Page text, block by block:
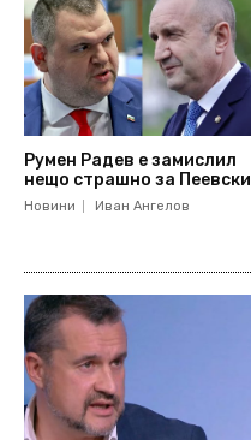
Румен Радев е замислил
нещо страшно за Пеевски
Новини Иван Ангелов